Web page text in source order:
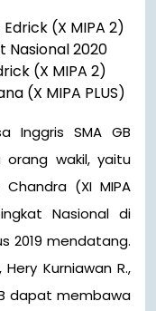
(X MIPA 2)
Nasional 2020
(X MIPA 2)
(X MIPA PLUS)
Inggris SMA GB
orang wakil, yaitu
(XI MIPA
Nasional di
2019 mendatang.
Kurniawan R.,
dapat membawa